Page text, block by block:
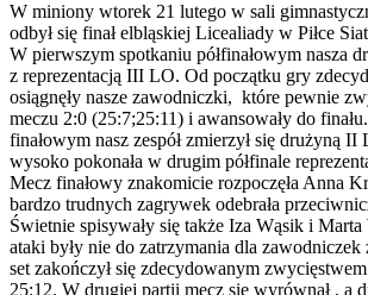
W miniony wtorek 21 lutego w sali
odbył się finał elbląskiej Licealiady w Piłce
W pierwszym spotkaniu półfinałowym nasza
z reprezentacją III LO. Od początku gry
osiągnęły nasze zawodniczki, które pewnie
meczu 2:0 (25:7;25:11) i awansowały do
finałowym nasz zespół zmierzył się drużyną
wysoko pokonała w drugim półfinale
Mecz finałowy znakomicie rozpoczęła Anna
bardzo trudnych zagrywek odebrała
Świetnie spisywały się także Iza Wąsik i
ataki były nie do zatrzymania dla
set zakończył się zdecydowanym
25:12. W drugiej partii mecz się wyrównał , a